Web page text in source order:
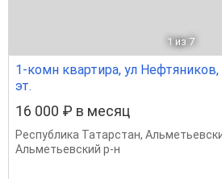
1 из 7
1-комн квартира, ул Нефтяников,
эт.
16 000 ₽ в месяц
Республика Татарстан,
Альметьевский р-н